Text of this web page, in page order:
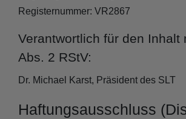
Registernummer: VR2867
Verantwortlich für den Inhalt
Abs. 2 RStV:
Dr. Michael Karst, Präsident des SLT
Haftungsausschluss